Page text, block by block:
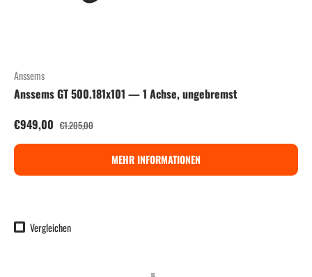
Anssems
Anssems GT 500.181x101 — 1 Achse, ungebremst
Verkaufspreis
€949,00 Normaler Preis
€1.205,00
MEHR INFORMATIONEN
Vergleichen